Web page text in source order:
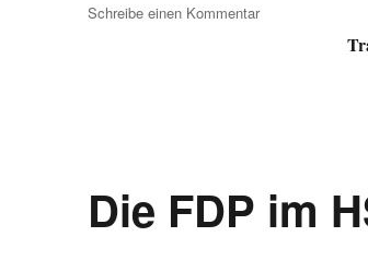
Schreibe einen Kommentarzu
Linke
Die FDP im